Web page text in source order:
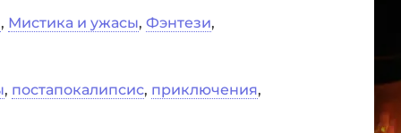
, Мистика и ужасы, Фэнтези,
, постапокалипсис, приключения,